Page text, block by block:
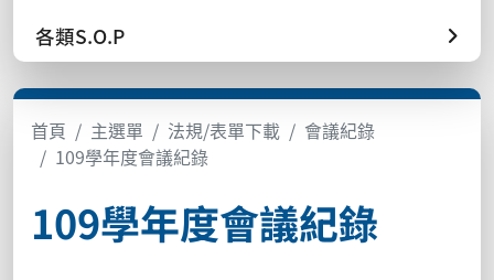
各類S.O.P
首頁 主選單 法規/表單下載
會議紀錄
109學年度會議紀錄
109學年度會議紀錄